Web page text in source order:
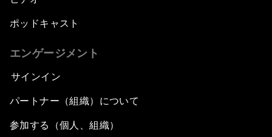
ポッドキャスト
エンゲージメント
サインイン
パートナー（組織）について
参加する（個人、組織）